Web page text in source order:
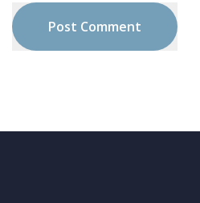
Post Comment